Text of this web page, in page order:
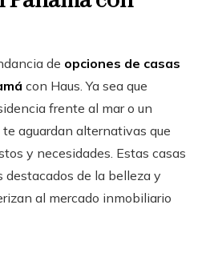
de opciones de casas
con Haus. Ya sea que
frente al mar o un
te aguardan alternativas que
y necesidades. Estas casas
destacados de la belleza y
al mercado inmobiliario